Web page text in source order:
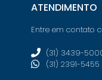
ATENDIMENTO
Entre em contato
(31) 3439-
(31) 2391-5455